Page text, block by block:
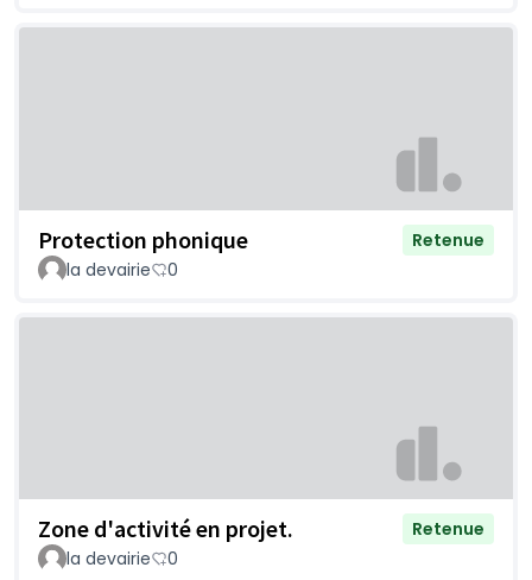
Protection phonique
Retenue
la devairie
0
Zone d'activité en projet.
Retenue
la devairie
0